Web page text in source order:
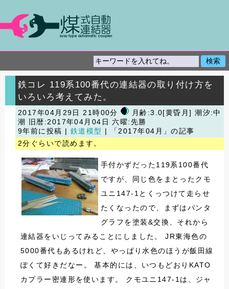
鉄コレ 119系100番代の連結器の取り付け方を
いろいろ考えてみた。
2017年04月29日 21時00分
月齢:3.0[黄昏月] 潮汐:中
潮
旧暦:2017年04月04日 六曜:先勝
9年前に投稿 | 鉄道模型
| 「2017年04月」の記事
2分ぐらいで読めます。
手付かずだった119系100番代
ですが、同じ色をまとったクモ
ユニ147-1とくっつけて走らせ
たくなったので、まずはパンタ
グラフを塗装&交換、それから
連結器をいじってみることにしました。 JR東海色の
5000番代もあるけれど、やっぱり水色のほうが飯田線
ぽくて好きだなー。 基本的には、いつもどおりKATO
カプラー密連形を使います。 クモユニ147-1は、ジャ